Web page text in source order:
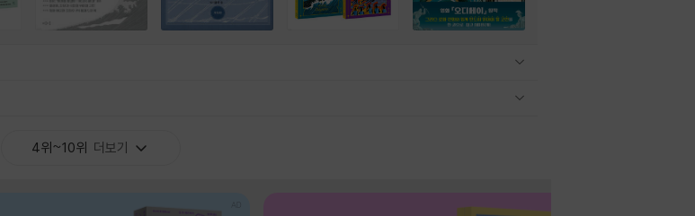
4위~10위 더보기